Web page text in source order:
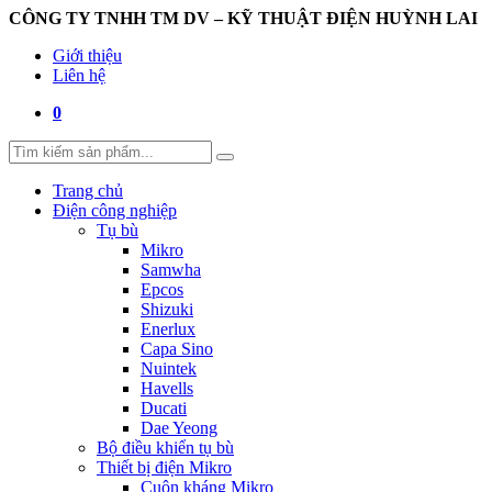
CÔNG TY TNHH TM DV – KỸ THUẬT ĐIỆN HUỲNH LAI
Giới thiệu
Liên hệ
0
Trang chủ
Điện công nghiệp
Tụ bù
Mikro
Samwha
Epcos
Shizuki
Enerlux
Capa Sino
Nuintek
Havells
Ducati
Dae Yeong
Bộ điều khiển tụ bù
Thiết bị điện Mikro
Cuộn kháng Mikro